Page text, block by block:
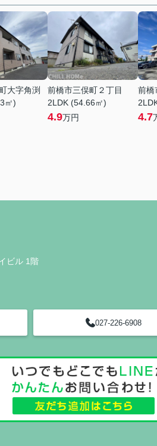
大字角渕
㎡)
前橋市三俣町２丁目
2LDK (54.66㎡)
4.9万円
前橋
4.7
ビル 1階
027-226-6908